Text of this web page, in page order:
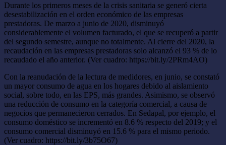
Durante los primeros meses de la crisis sanitaria se generó cierta
desestabilización en el orden económico de las empresas
prestadoras. De marzo a junio de 2020, disminuyó
considerablemente el volumen facturado, el que se recuperó a partir
del segundo semestre, aunque no totalmente. Al cierre del 2020, la
recaudación en las empresas prestadoras solo alcanzó el 93 % de lo
recaudado el año anterior. (Ver cuadro: https://bit.ly/2PRm4AO)
Con la reanudación de la lectura de medidores, en junio, se constató
un mayor consumo de agua en los hogares debido al aislamiento
social, sobre todo, en las EPS, más grandes. Asimismo, se observó
una reducción de consumo en la categoría comercial, a causa de
negocios que permanecieron cerrados. En Sedapal, por ejemplo, el
consumo doméstico se incrementó en 8.6 % respecto del 2019; y el
consumo comercial disminuyó en 15.6 % para el mismo periodo.
(Ver cuadro: https://bit.ly/3b75O67)